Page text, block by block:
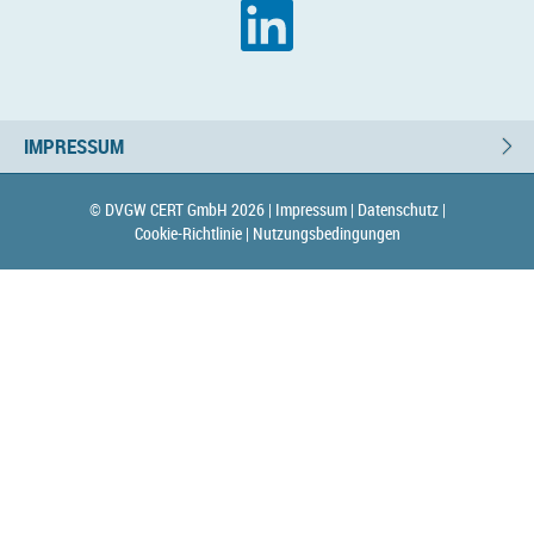
IMPRESSUM
© DVGW CERT GmbH 2026 | Impressum | Datenschutz |
Cookie-Richtlinie | Nutzungsbedingungen